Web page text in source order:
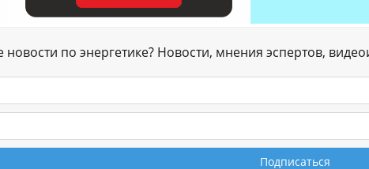
новости по энергетике? Новости, мнения эспертов,